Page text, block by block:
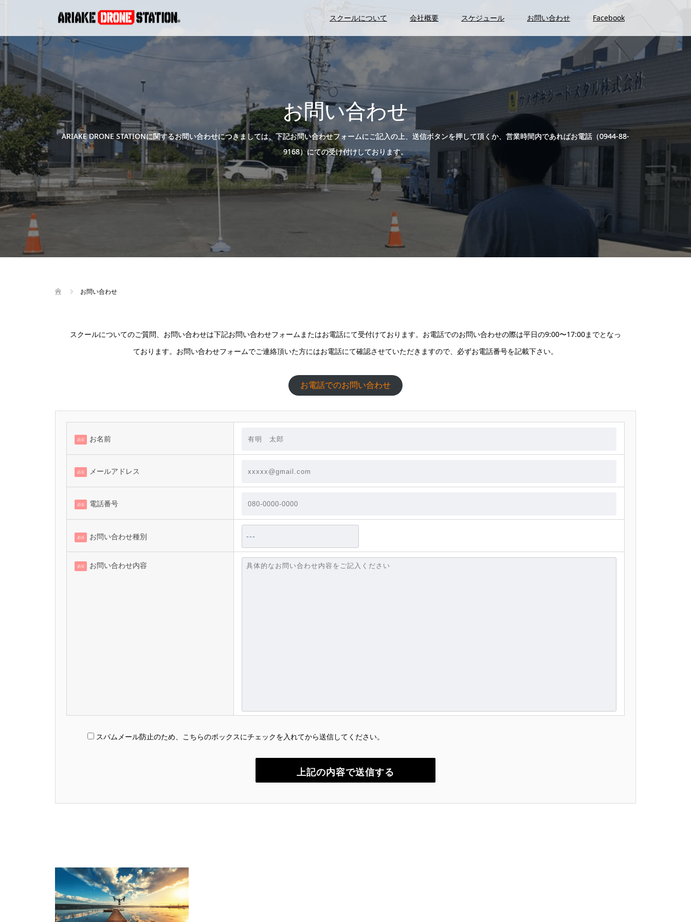
スクールについて 会社概要 スケジュール お問い合わせ Facebook
お問い合わせ
ARIAKE DRONE STATIONに関するお問い合わせにつきましては、下記お問い合わせフォームにご記入の上、送信ボタンを押して頂くか、営業時間内であればお電話（0944-88-
9168）にての受け付けしております。
お問い合わせ
スクールについてのご質問、お問い合わせは下記お問い合わせフォームまたはお電話にて受付けております。お電話でのお問い合わせの際は平日の9:00〜17:00までとなっ
ております。お問い合わせフォームでご連絡頂いた方にはお電話にて確認させていただきますので、必ずお電話番号を記載下さい。
お電話でのお問い合わせ
必須 お名前
必須 メールアドレス
必須 電話番号
必須 お問い合わせ種別
必須 お問い合わせ内容
スパムメール防止のため、こちらのボックスにチェックを入れてから送信してください。